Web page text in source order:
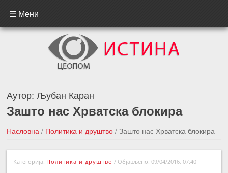
☰ Мени
Аутор:Љубан Каран
Зашто нас Хрватска блокира
Насловна / Политика и друштво / Зашто нас Хрватска блокира
←Претходна вест
Следећа вест →
Категорија: Политика и друштво / Објављено: 09/04/2016, 07:40